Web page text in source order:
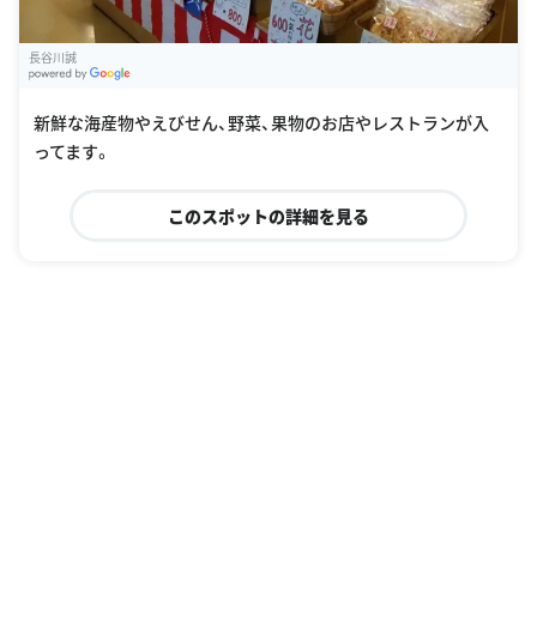
長谷川誠
新鮮な海産物やえびせん、野菜、果物のお店やレストランが入
ってます。
このスポットの詳細を見る